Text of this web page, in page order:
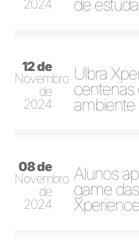
2024
de
12 de
Novembro
de
2024
Ulbra
centenas
08 de
Novembro
de
2024
Alunos
game